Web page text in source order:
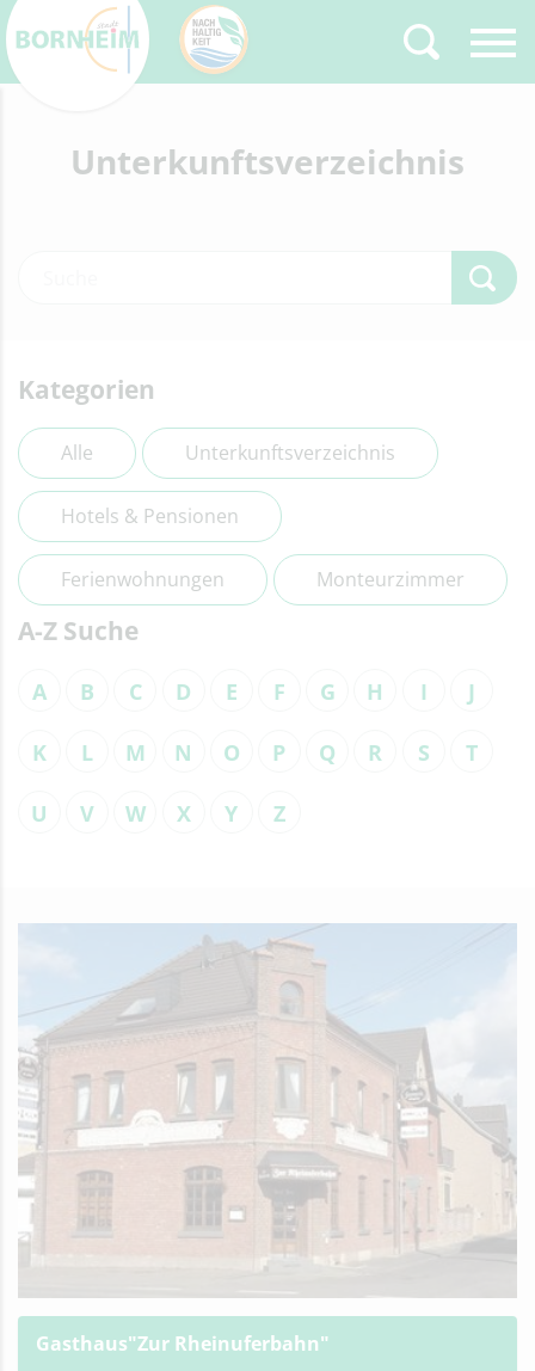
Zurück
Type 2 or more
characters for results.
Unterkunftsverzeichnis
Kategorien
Alle Unterkunftsverzeichnis
Hotels & Pensionen
Ferienwohnungen Monteurzimmer
A-Z Suche
A B C D E F G H I J
K L M N O P Q R S T
U V W X Y Z
Gasthaus"Zur Rheinuferbahn"